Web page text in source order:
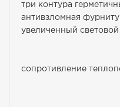
три контура
антивзломная
увеличенный
сопротивление